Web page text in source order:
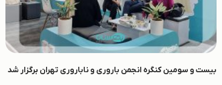
بیست و سومین کنگره انجمن باروری و ناباروری تهران برگزار شد